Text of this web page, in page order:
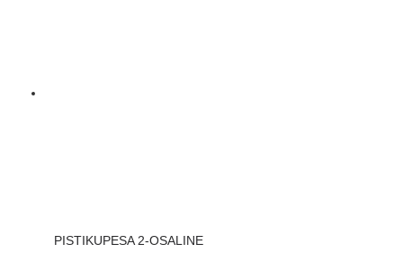
PISTIKUPESA 2-OSALINE